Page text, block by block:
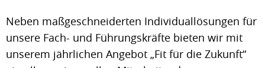
Neben maßgeschneiderten Individuallösungen für
unsere Fach- und Führungskräfte bieten wir mit
unserem jährlichen Angebot „Fit für die Zukunft“